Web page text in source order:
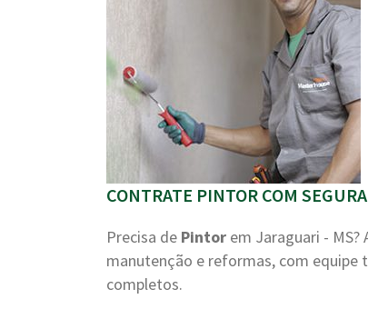
CONTRATE PINTOR COM
Precisa de Pintor em Jaraguari - MS?
manutenção e reformas, com equipe
completos.